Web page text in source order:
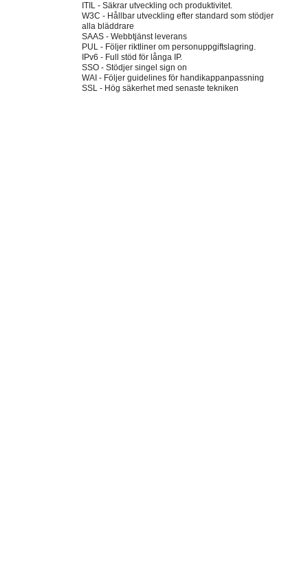
ITIL - Säkrar utveckling och produktivitet.
W3C - Hållbar utveckling efter standard som stödjer
alla bläddrare
SAAS - Webbtjänst leverans
PUL - Följer riktliner om personuppgiftslagring.
IPv6 - Full stöd för långa IP.
SSO - Stödjer singel sign on
WAI - Följer guidelines för handikappanpassning
SSL - Hög säkerhet med senaste tekniken